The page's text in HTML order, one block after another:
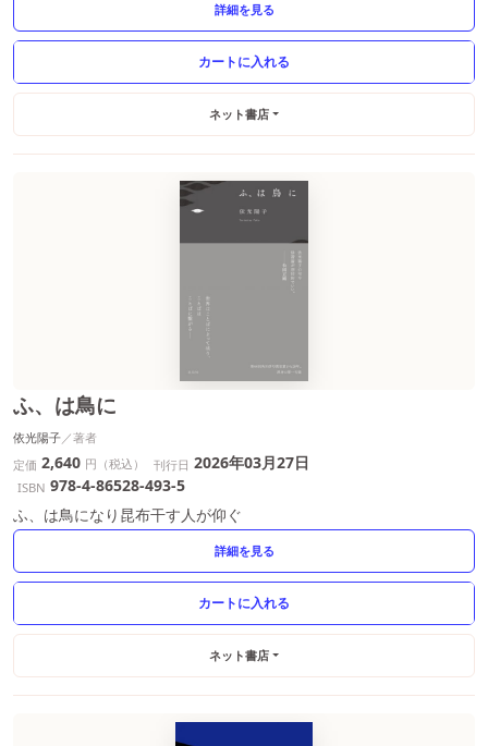
詳細を見る
ネット書店
ふ、は鳥に
依光陽子
定価 2,640 円（税込） 刊行日 2026年03月27日
ISBN 978-4-86528-493-5
ふ、は鳥になり昆布干す人が仰ぐ
詳細を見る
ネット書店